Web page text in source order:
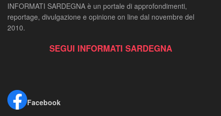
INFORMATI SARDEGNA è un portale di approfondimenti,
reportage, divulgazione e opinione on line dal novembre del
2010.
SEGUI INFORMATI SARDEGNA
Facebook